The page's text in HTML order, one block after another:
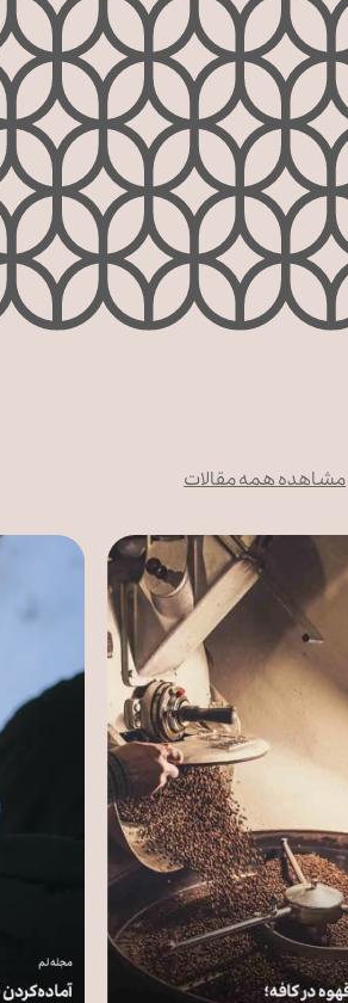
مشاهده همه مقالات